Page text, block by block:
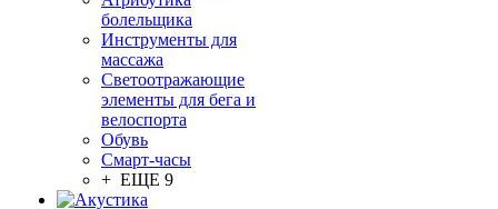
болельщика
Инструменты для
массажа
Светоотражающие
элементы для бега и
велоспорта
Обувь
Смарт-часы
+ ЕЩЕ 9